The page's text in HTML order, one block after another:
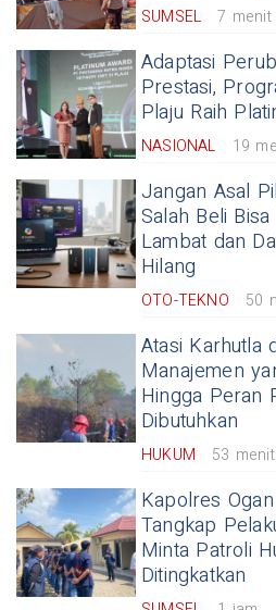
SUMSEL 7 menit
Adaptasi
Prestasi,
Plaju Raih
NASIONAL 19
Jangan Asal
Salah Beli
Lambat dan
Hilang
OTO-TEKNO 50
Atasi Karhutla
Manajemen
Hingga Peran
Dibutuhkan
HUKUM 53 menit
Kapolres
Tangkap
Minta Patroli
Ditingkatkan